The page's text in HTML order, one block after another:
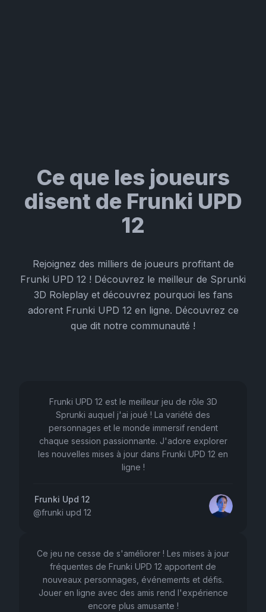
Ce que les joueurs
disent de Frunki UPD
12
Rejoignez des milliers de joueurs profitant de
Frunki UPD 12 ! Découvrez le meilleur de Sprunki
3D Roleplay et découvrez pourquoi les fans
adorent Frunki UPD 12 en ligne. Découvrez ce
que dit notre communauté !
Frunki UPD 12 est le meilleur jeu de rôle 3D
Sprunki auquel j'ai joué ! La variété des
personnages et le monde immersif rendent
chaque session passionnante. J'adore explorer
les nouvelles mises à jour dans Frunki UPD 12 en
ligne !
Frunki Upd 12
@frunki upd 12
Ce jeu ne cesse de s'améliorer ! Les mises à jour
fréquentes de Frunki UPD 12 apportent de
nouveaux personnages, événements et défis.
Jouer en ligne avec des amis rend l'expérience
encore plus amusante !